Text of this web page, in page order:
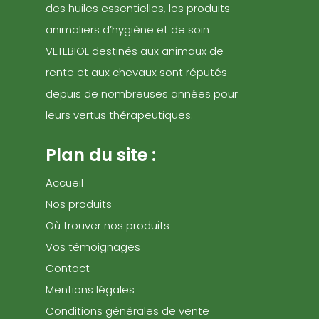
des huiles essentielles, les produits
animaliers d’hygiène et de soin
VETEBIOL destinés aux animaux de
rente et aux chevaux sont réputés
depuis de nombreuses années pour
leurs vertus thérapeutiques.
Plan du site :
Accueil
Nos produits
Où trouver nos produits
Vos témoignages
Contact
Mentions légales
Conditions générales de vente